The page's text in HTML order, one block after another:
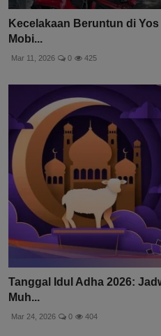
Kecelakaan Beruntun di
Mobi...
Mar 11, 2026 0 425
Tanggal Idul Adha 2026:
Muh...
Mar 24, 2026 0 404